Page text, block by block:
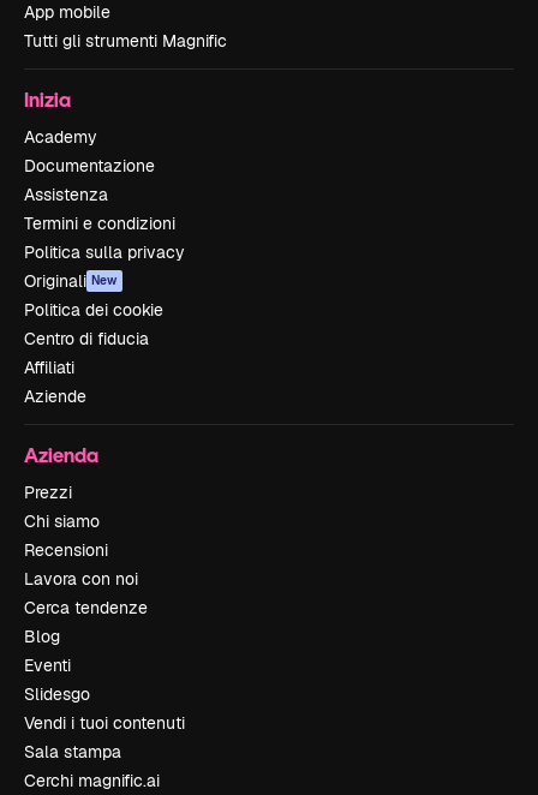
App mobile
Tutti gli strumenti Magnific
Inizia
Academy
Documentazione
Assistenza
Termini e condizioni
Politica sulla privacy
Originali New
Politica dei cookie
Centro di fiducia
Affiliati
Aziende
Azienda
Prezzi
Chi siamo
Recensioni
Lavora con noi
Cerca tendenze
Blog
Eventi
Slidesgo
Vendi i tuoi contenuti
Sala stampa
Cerchi magnific.ai